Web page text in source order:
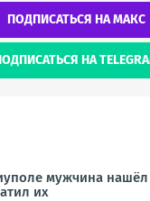
ПОДПИСАТЬСЯ НА МАКС
НА
мужчина нашёл
их